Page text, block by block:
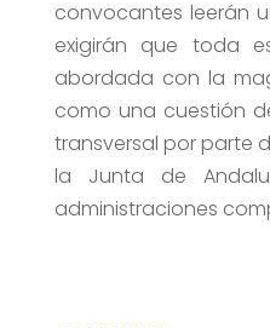
convocantes leerán
exigirán que toda
abordada con la
como una cuestión
transversal por parte
la Junta de
administraciones